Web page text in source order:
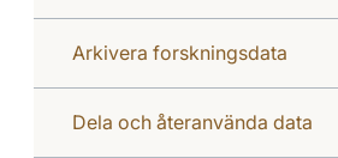
Arkivera forskningsdata
Dela och återanvända data